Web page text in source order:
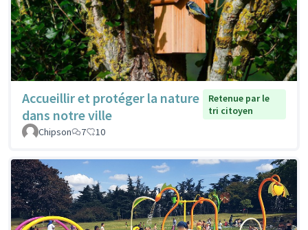
Accueillir et protéger la nature
dans notre ville
Retenue par le
tri citoyen
Chipson
7 10